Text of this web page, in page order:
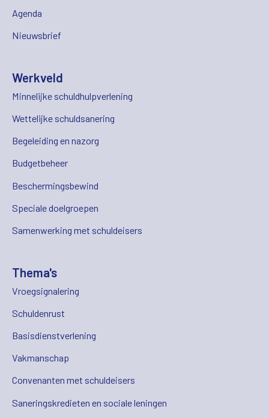
Agenda
Nieuwsbrief
Werkveld
Minnelijke schuldhulpverlening
Wettelijke schuldsanering
Begeleiding en nazorg
Budgetbeheer
Beschermingsbewind
Speciale doelgroepen
Samenwerking met schuldeisers
Thema's
Vroegsignalering
Schuldenrust
Basisdienstverlening
Vakmanschap
Convenanten met schuldeisers
Saneringskredieten en sociale leningen